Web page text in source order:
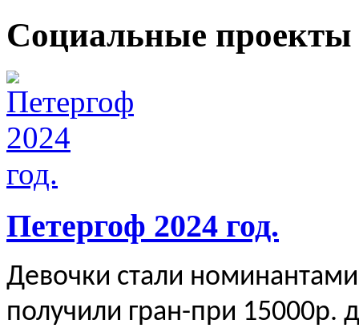
Социальные проекты
Петергоф 2024 год.
Девочки стали
получили гран-при 15000р.